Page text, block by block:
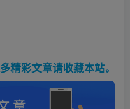
精彩文章请收藏本站。